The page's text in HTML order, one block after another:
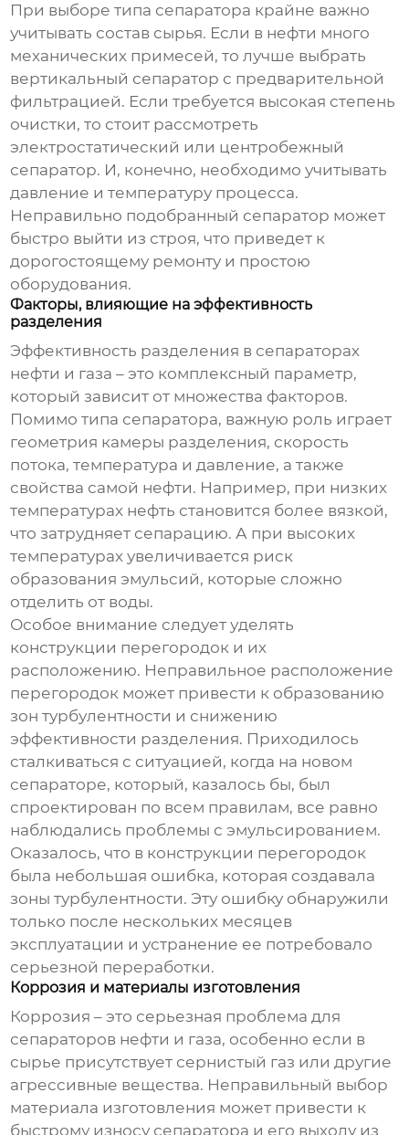
При выборе типа сепаратора крайне важно
учитывать состав сырья. Если в нефти много
механических примесей, то лучше выбрать
вертикальный сепаратор с предварительной
фильтрацией. Если требуется высокая степень
очистки, то стоит рассмотреть
электростатический или центробежный
сепаратор. И, конечно, необходимо учитывать
давление и температуру процесса.
Неправильно подобранный сепаратор может
быстро выйти из строя, что приведет к
дорогостоящему ремонту и простою
оборудования.
Факторы, влияющие на эффективность
разделения
Эффективность разделения в сепараторах
нефти и газа – это комплексный параметр,
который зависит от множества факторов.
Помимо типа сепаратора, важную роль играет
геометрия камеры разделения, скорость
потока, температура и давление, а также
свойства самой нефти. Например, при низких
температурах нефть становится более вязкой,
что затрудняет сепарацию. А при высоких
температурах увеличивается риск
образования эмульсий, которые сложно
отделить от воды.
Особое внимание следует уделять
конструкции перегородок и их
расположению. Неправильное расположение
перегородок может привести к образованию
зон турбулентности и снижению
эффективности разделения. Приходилось
сталкиваться с ситуацией, когда на новом
сепараторе, который, казалось бы, был
спроектирован по всем правилам, все равно
наблюдались проблемы с эмульсированием.
Оказалось, что в конструкции перегородок
была небольшая ошибка, которая создавала
зоны турбулентности. Эту ошибку обнаружили
только после нескольких месяцев
эксплуатации и устранение ее потребовало
серьезной переработки.
Коррозия и материалы изготовления
Коррозия – это серьезная проблема для
сепараторов нефти и газа, особенно если в
сырье присутствует сернистый газ или другие
агрессивные вещества. Неправильный выбор
материала изготовления может привести к
быстрому износу сепаратора и его выходу из